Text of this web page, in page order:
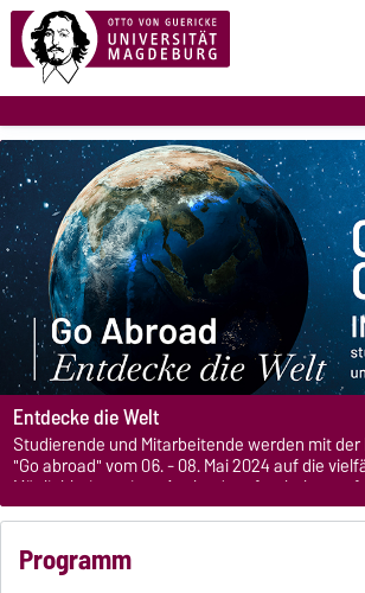
Entdecke die Welt
Studierende und Mitarbeitende werden mit
"Go abroad" vom 06. - 08. Mai 2024 auf die
Möglichkeiten eines Auslandsaufenthaltes
Programm